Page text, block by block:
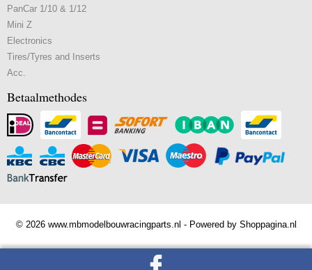
PanCar 1/10 & 1/12
Mini Z
Electronics
Tires/Tyres and Inserts
Acc.
Betaalmethodes
© 2026 www.mbmodelbouwracingparts.nl - Powered by Shoppagina.nl